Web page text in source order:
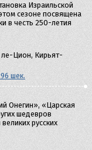
Израильской
сезоне посвящена
в честь 250-летия
Цион, Кирьят-
шек.
Онегин», «Царская
шедевров
русских